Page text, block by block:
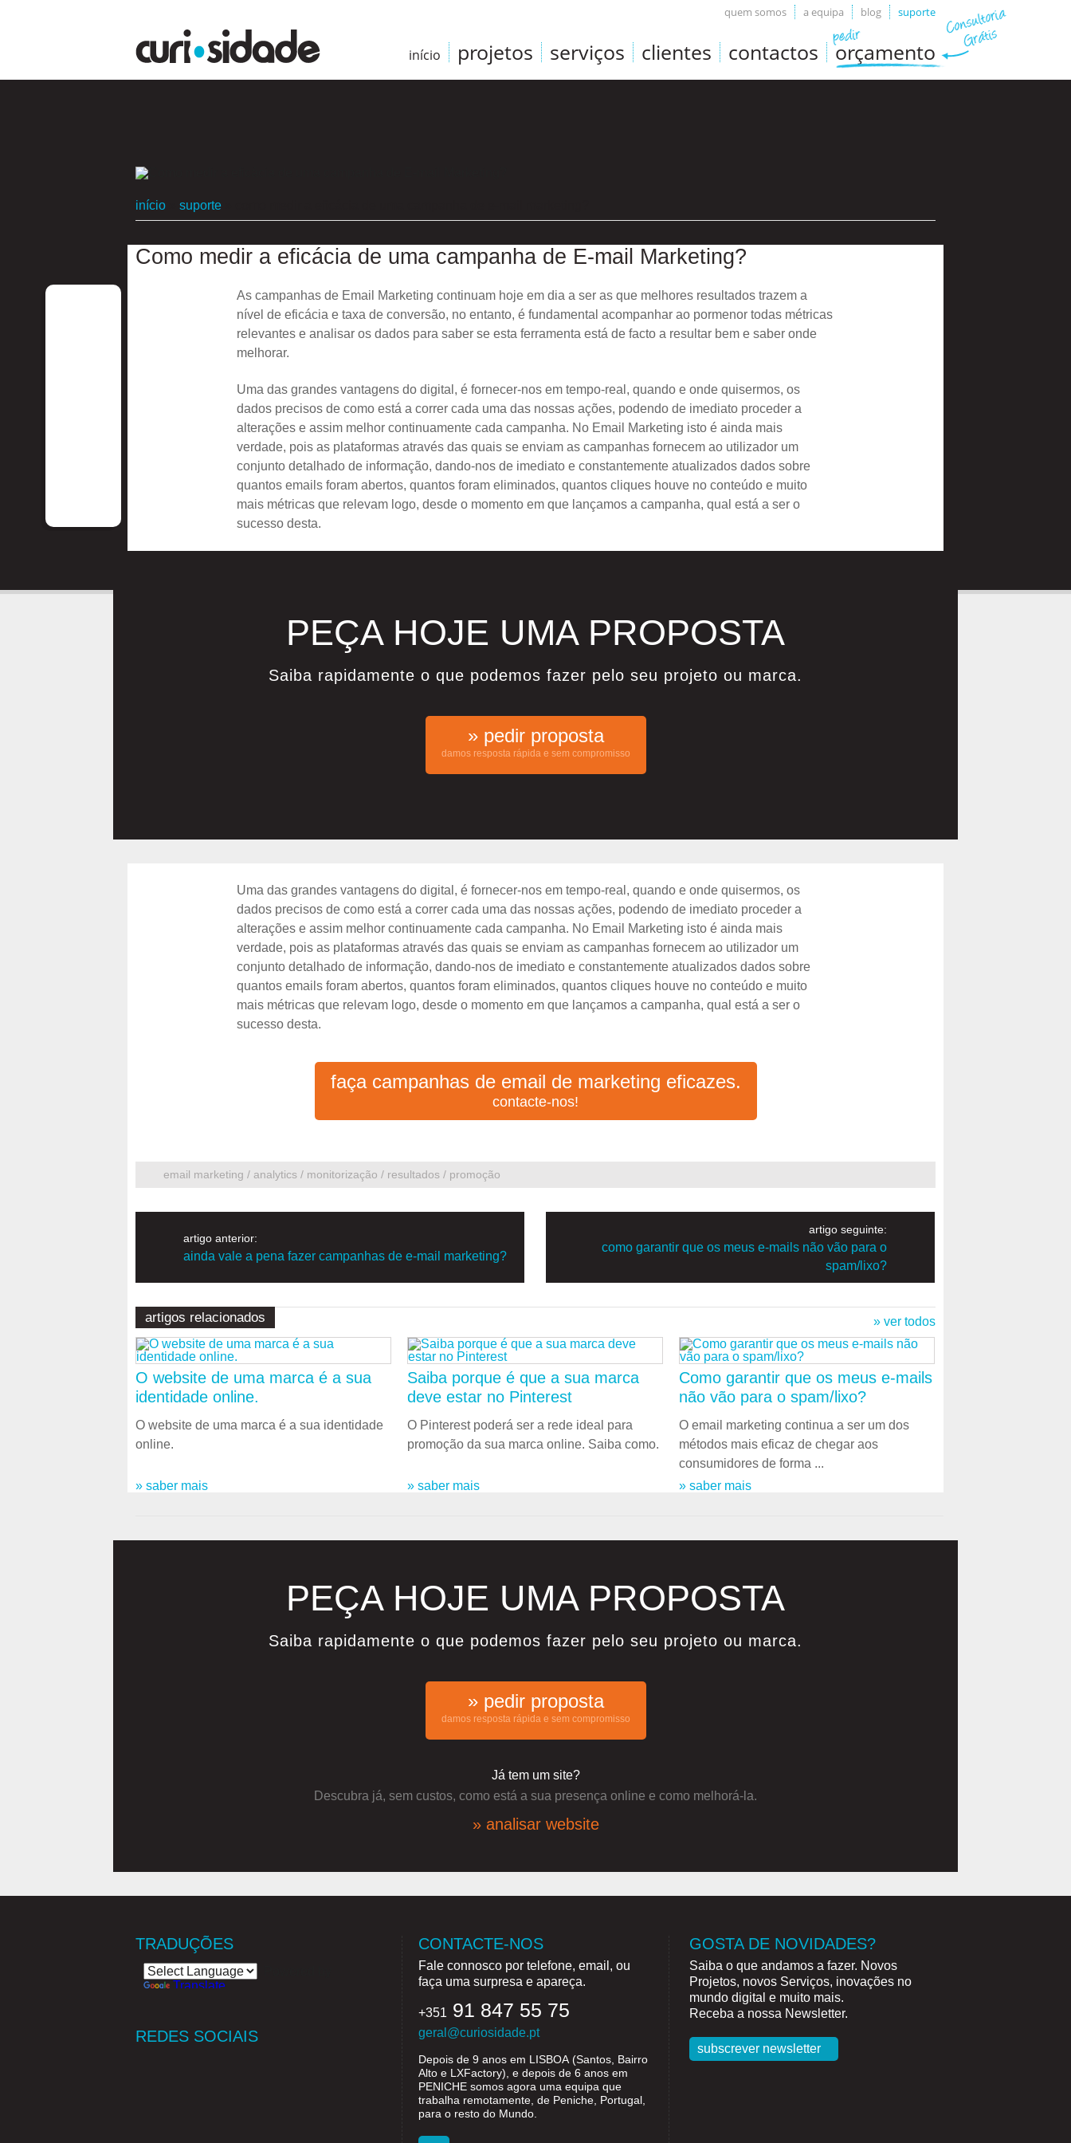
quem somos a equipa blog suporte
início projetos serviços clientes contactos orçamento
início suporte
Como medir a eficácia de uma campanha de E-mail Marketing?
As campanhas de Email Marketing continuam hoje em dia a ser as que melhores resultados trazem a
nível de eficácia e taxa de conversão, no entanto, é fundamental acompanhar ao pormenor todas métricas
relevantes e analisar os dados para saber se esta ferramenta está de facto a resultar bem e saber onde
melhorar.
Uma das grandes vantagens do digital, é fornecer-nos em tempo-real, quando e onde quisermos, os
dados precisos de como está a correr cada uma das nossas ações, podendo de imediato proceder a
alterações e assim melhor continuamente cada campanha. No Email Marketing isto é ainda mais
verdade, pois as plataformas através das quais se enviam as campanhas fornecem ao utilizador um
conjunto detalhado de informação, dando-nos de imediato e constantemente atualizados dados sobre
quantos emails foram abertos, quantos foram eliminados, quantos cliques houve no conteúdo e muito
mais métricas que relevam logo, desde o momento em que lançamos a campanha, qual está a ser o
sucesso desta.
PEÇA HOJE UMA PROPOSTA
Saiba rapidamente o que podemos fazer pelo seu projeto ou marca.
» pedir proposta
damos resposta rápida e sem compromisso
Uma das grandes vantagens do digital, é fornecer-nos em tempo-real, quando e onde quisermos, os
dados precisos de como está a correr cada uma das nossas ações, podendo de imediato proceder a
alterações e assim melhor continuamente cada campanha. No Email Marketing isto é ainda mais
verdade, pois as plataformas através das quais se enviam as campanhas fornecem ao utilizador um
conjunto detalhado de informação, dando-nos de imediato e constantemente atualizados dados sobre
quantos emails foram abertos, quantos foram eliminados, quantos cliques houve no conteúdo e muito
mais métricas que relevam logo, desde o momento em que lançamos a campanha, qual está a ser o
sucesso desta.
faça campanhas de email de marketing eficazes.
contacte-nos!
email marketing / analytics / monitorização / resultados / promoção
artigo anterior:
ainda vale a pena fazer campanhas de e-mail marketing?
artigo seguinte:
como garantir que os meus e-mails não vão para o
spam/lixo?
artigos relacionados » ver todos
O website de uma marca é a sua
identidade online.
O website de uma marca é a sua identidade
online.
» saber mais
Saiba porque é que a sua marca
deve estar no Pinterest
O Pinterest poderá ser a rede ideal para
promoção da sua marca online. Saiba como.
» saber mais
Como garantir que os meus e-mails
não vão para o spam/lixo?
O email marketing continua a ser um dos
métodos mais eficaz de chegar aos
consumidores de forma ...
» saber mais
PEÇA HOJE UMA PROPOSTA
Saiba rapidamente o que podemos fazer pelo seu projeto ou marca.
» pedir proposta
damos resposta rápida e sem compromisso
Já tem um site?
Descubra já, sem custos, como está a sua presença online e como melhorá-la.
» analisar website
TRADUÇÕES
Translate
REDES SOCIAIS
CONTACTE-NOS
Fale connosco por telefone, email, ou
faça uma surpresa e apareça.
+351 91 847 55 75
geral@curiosidade.pt
Depois de 9 anos em LISBOA (Santos, Bairro
Alto e LXFactory), e depois de 6 anos em
PENICHE somos agora uma equipa que
trabalha remotamente, de Peniche, Portugal,
para o resto do Mundo.
GOSTA DE NOVIDADES?
Saiba o que andamos a fazer. Novos
Projetos, novos Serviços, inovações no
mundo digital e muito mais.
Receba a nossa Newsletter.
subscrever newsletter